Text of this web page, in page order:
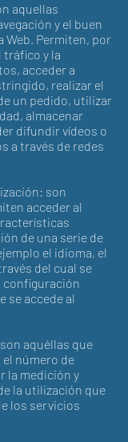
aquellas
y el buen
Web. Permiten, por
y la
acceder a
realizar el
un pedido, utilizar
almacenar
difundir vídeos o
a través de redes
son
acceder al
de una serie de
el idioma, el
del cual se
configuración
se accede al
aquéllas que
número de
la medición y
la utilización que
los servicios